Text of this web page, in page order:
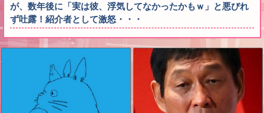
が、数年後に「実は彼、浮気してなかったかもｗ」と悪びれ
ず吐露！紹介者として激怒・・・